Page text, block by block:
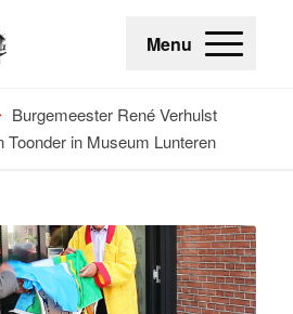
Menu
Burgemeester René Verhulst
Toonder in Museum Lunteren